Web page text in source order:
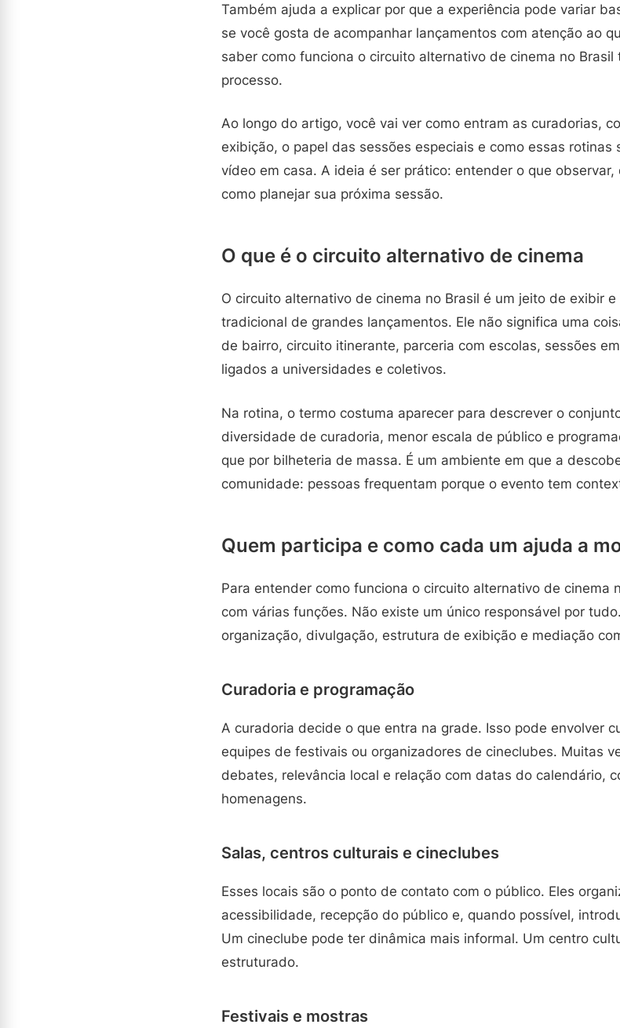
Também ajuda a explicar por que a experiência pode variar
se você gosta de acompanhar lançamentos com atenção ao
saber como funciona o circuito alternativo de cinema no
processo.
Ao longo do artigo, você vai ver como entram as curadorias,
exibição, o papel das sessões especiais e como essas
vídeo em casa. A ideia é ser prático: entender o que
como planejar sua próxima sessão.
O que é o circuito alternativo de cinema
O circuito alternativo de cinema no Brasil é um jeito de exibir
tradicional de grandes lançamentos. Ele não significa uma
de bairro, circuito itinerante, parceria com escolas, sessões
ligados a universidades e coletivos.
Na rotina, o termo costuma aparecer para descrever o
diversidade de curadoria, menor escala de público e
que por bilheteria de massa. É um ambiente em que a
comunidade: pessoas frequentam porque o evento tem
Quem participa e como cada um ajuda a
Para entender como funciona o circuito alternativo de cinema
com várias funções. Não existe um único responsável por
organização, divulgação, estrutura de exibição e mediação
Curadoria e programação
A curadoria decide o que entra na grade. Isso pode envolver
equipes de festivais ou organizadores de cineclubes. Muitas
debates, relevância local e relação com datas do calendário,
homenagens.
Salas, centros culturais e cineclubes
Esses locais são o ponto de contato com o público. Eles
acessibilidade, recepção do público e, quando possível,
Um cineclube pode ter dinâmica mais informal. Um centro
estruturado.
Festivais e mostras